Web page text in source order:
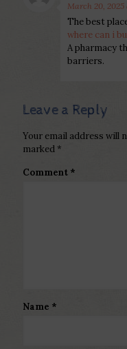
March 20, 2025
The best
where can i
A pharmacy
barriers.
Leave a Reply
Your email address will
marked *
Comment *
Name *